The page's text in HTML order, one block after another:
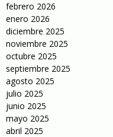
febrero 2026
enero 2026
diciembre 2025
noviembre 2025
octubre 2025
septiembre 2025
agosto 2025
julio 2025
junio 2025
mayo 2025
abril 2025